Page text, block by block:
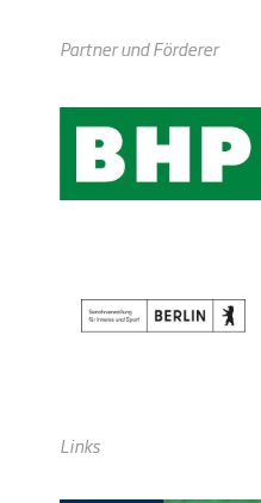
Partner und Förderer
Links